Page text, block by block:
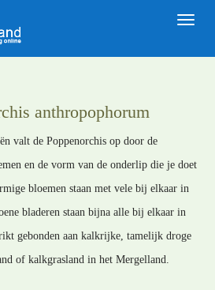
Toggle
anthropophorum
valt de Poppenorchis op door de
en de vorm van de onderlip die je doet
bloemen staan met vele bij elkaar in
bladeren staan bijna alle bij elkaar in
gebonden aan kalkrijke, tamelijk droge
of kalkgrasland in het Mergelland.